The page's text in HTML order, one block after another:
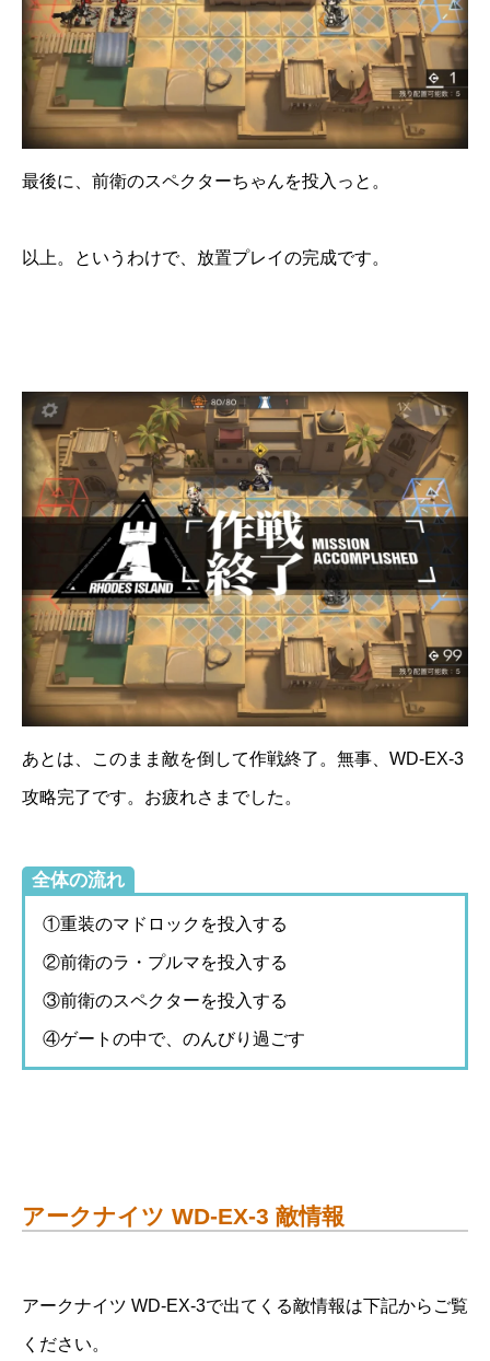
最後に、前衛のスペクターちゃんを投入っと。
以上。というわけで、放置プレイの完成です。
あとは、このまま敵を倒して作戦終了。無事、WD-EX-3
攻略完了です。お疲れさまでした。
全体の流れ
①重装のマドロックを投入する
②前衛のラ・プルマを投入する
③前衛のスペクターを投入する
④ゲートの中で、のんびり過ごす
アークナイツ WD-EX-3 敵情報
アークナイツ WD-EX-3で出てくる敵情報は下記からご覧
ください。